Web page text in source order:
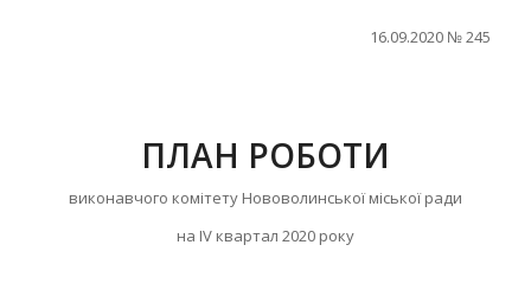
16.09.2020 № 245
ПЛАН РОБОТИ
виконавчого комітету Нововолинської міської ради
на ІV квартал 2020 року